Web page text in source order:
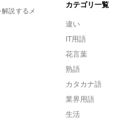
説するメ
カテゴリ一覧
違い
IT用語
花言葉
熟語
カタカナ語
業界用語
生活